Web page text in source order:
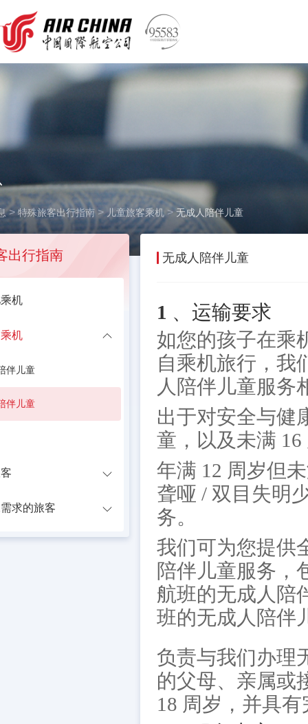
> 特殊旅客出行指南 >儿童旅客乘机 >无成人陪伴儿童
出行指南
机
机
伴儿童
伴儿童
求的旅客
无成人陪伴儿童
1 、运输要求
如您的孩子在乘
自乘机旅行，我
人陪伴儿童服务
出于对安全与健
童，以及未满
年满 12 周岁但
聋哑 / 双目失明
务。
我们可为您提供
陪伴儿童服务，
航班的无成人陪
班的无成人陪伴
负责与我们办理
的父母、亲属或
18 周岁，并具